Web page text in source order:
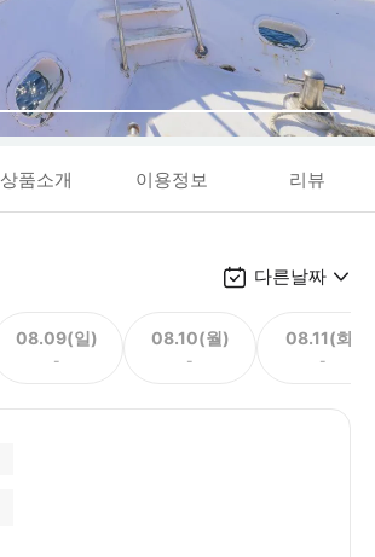
상품소개 이용정보 리뷰
다른날짜
08.09(일)
-
08.10(월)
-
08.11(화)
-